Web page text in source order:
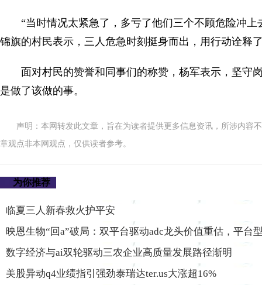
“当时情况太紧急了，多亏了他们三个不顾危险冲
锦旗的村民表示，三人危急时刻挺身而出，用行动诠释
面对村民的赞誉和同事们的称赞，杨军表示，坚守
是做了该做的事。
声明：本网转发此文章，旨在为读者提供更多信息资讯，所涉内容
章观点非本网观点，仅供读者参考。
为你推荐
临夏三人新春救火护平安
映恩生物“回a”破局：双平台驱动adc龙头价值重估，平台
数字经济与ai双轮驱动三农企业高质量发展路径渐明
美股异动q4业绩指引强劲泰瑞达ter.us大涨超16%